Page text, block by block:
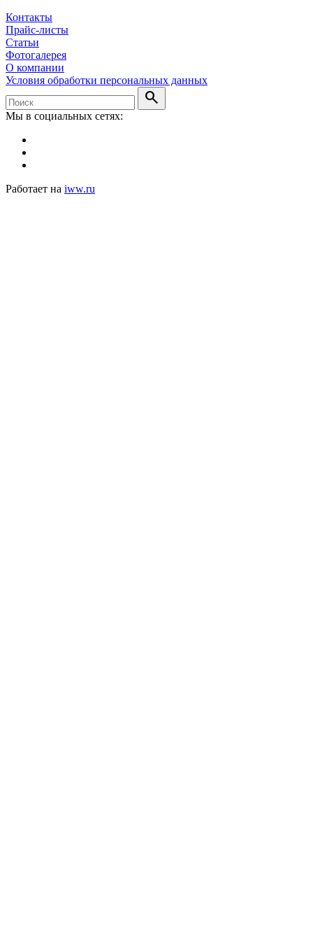
Контакты
Прайс-листы
Статьи
Фотогалерея
О компании
Условия обработки персональных данных
search
Мы в социальных сетях:
Работает на iww.ru